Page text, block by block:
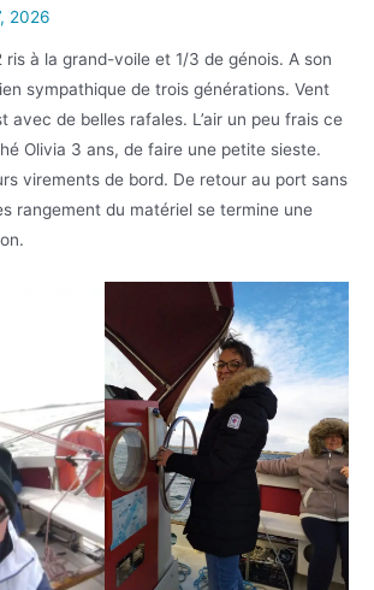
2026
ris à la grand-voile et 1/3 de génois. A son
sympathique de trois générations. Vent
avec de belles rafales. L’air un peu frais ce
Olivia 3 ans, de faire une petite sieste.
virements de bord. De retour au port sans
rangement du matériel se termine une